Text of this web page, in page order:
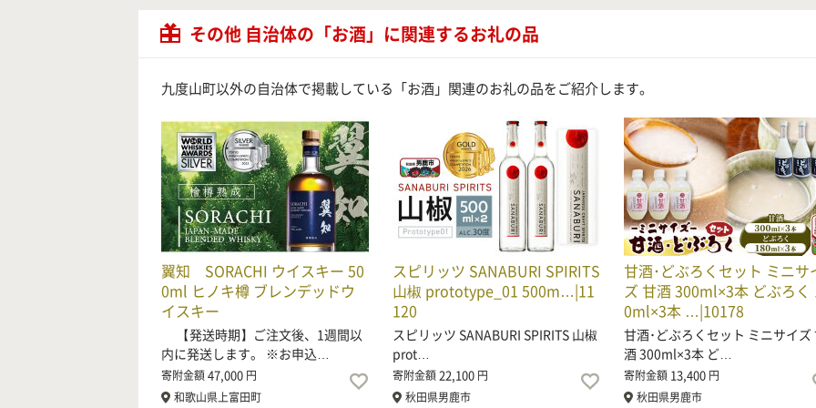
その他 自治体の「お酒」に関連するお礼の品
九度山町以外の自治体で掲載している「お酒」関連のお礼の品をご紹介します。
翼知 SORACHI ウイスキー 50
0ml ヒノキ樽 ブレンデッドウ
イスキー
【発送時期】ご注文後、1週間以
内に発送します。 ※お申込…
寄附金額47,000 円
和歌山県上富田町
スピリッツ SANABURI SPIRITS
山椒 prototype_01 500m…|11
120
スピリッツ SANABURI SPIRITS 山椒
prot…
寄附金額22,100 円
秋田県男鹿市
甘酒･どぶろくセット ミニサ
ズ 甘酒 300ml×3本 どぶろく
0ml×3本 …|10178
甘酒･どぶろくセット ミニサイズ
酒 300ml×3本 ど…
寄附金額 13,400 円
秋田県男鹿市